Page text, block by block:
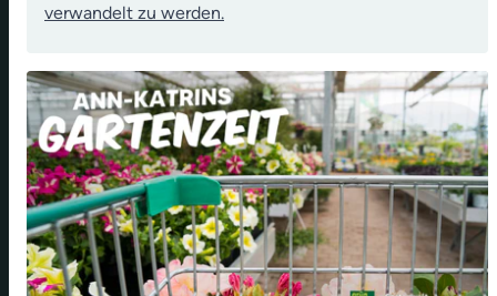
verwandelt zu werden.